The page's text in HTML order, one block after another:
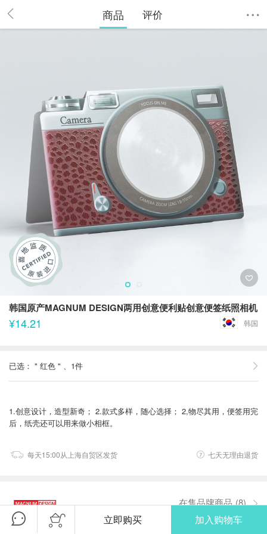
商品 评价
韩国原产MAGNUM DESIGN两用创意便利贴创意便签纸照相机
¥14.21 韩国
已选： " 红色 " 、1件
1.创意设计，造型新奇； 2.款式多样，随心选择； 2,物尽其用，便签用完
后，纸壳还可以用来做小相框。
每天15:00从上海自贸区发货 七天无理由退货
在售品牌商品 (8)
立即购买 加入购物车